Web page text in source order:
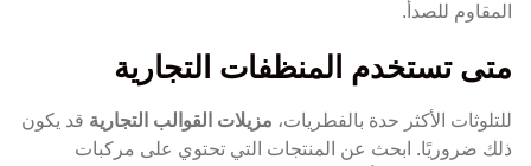
المقاوم للصدأ.
متى تستخدم المنظفات التجارية
للتلوثات الأكثر حدة بالفطريات، مزيلات القوالب التجاريةقد يكون
ذلك ضروريًا. ابحث عن المنتجات التي تحتوي على مركبات